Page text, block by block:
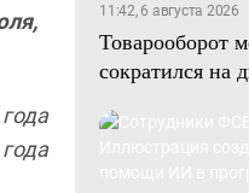
11:42, 6 августа 2026
Товарооборот
сократился на